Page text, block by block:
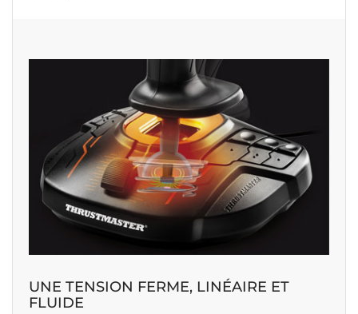
UNE TENSION FERME, LINÉAIRE ET
FLUIDE